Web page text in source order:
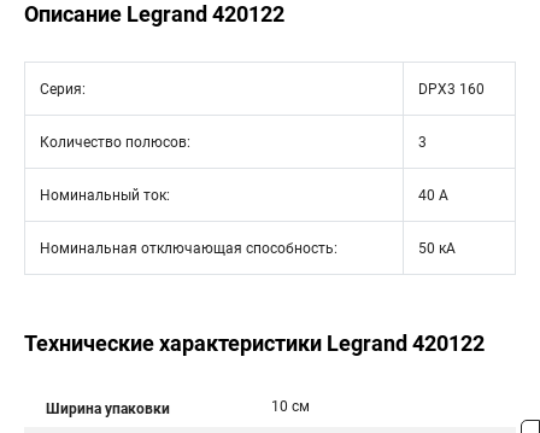
Описание Legrand 420122
Серия: DPX3 160
Количество полюсов: 3
Номинальный ток: 40 А
Номинальная отключающая способность: 50 кА
Технические характеристики Legrand 420122
Ширина упаковки 10 см